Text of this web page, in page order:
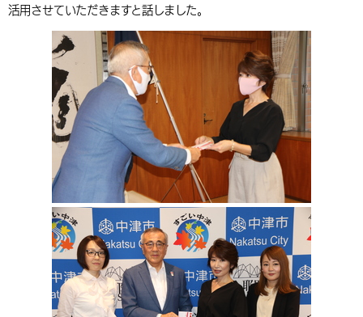
組織案内
選挙 外国人の方向け情報
相談・支援・情報 計画・施策
遊ぶ・体験する グルメ・食べる
買う・おみやげ 四季のイベント・祭り
移住・定住
中津市について 市役所の紹介
地方創生・地域活性化
行政・計画
活用させていただきますと話しました。